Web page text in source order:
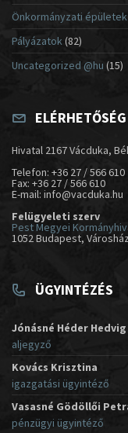
Önkormányzati
Pályázatok (82)
Uncategorized @hu (15)
ELÉRHETŐSÉG
Hivatal 2167 Vácduka,
Telefon: +36 27 / 566 610
Fax: +36 27 / 566 610
E-mail: info@vacduka.hu
Felügyeleti szerv
Pest Megyei
1052 Budapest,
ÜGYINTÉZÉS
Jónásné Héder Hedvig
aljegyző
Kovács Krisztina
igazgatási ügyintéző
Vasasné Gödöllői
pénzügyi ügyintéző